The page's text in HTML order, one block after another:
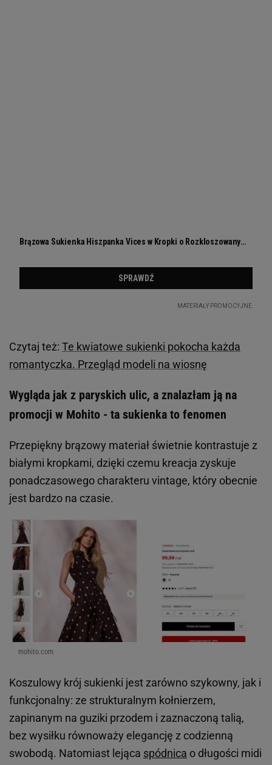
Czytaj też: Te kwiatowe sukienki pokocha każda
romantyczka. Przegląd modeli na wiosnę
Wygląda jak z paryskich ulic, a znalazłam ją na
promocji w Mohito - ta sukienka to fenomen
Przepiękny brązowy materiał świetnie kontrastuje z
białymi kropkami, dzięki czemu kreacja zyskuje
ponadczasowego charakteru vintage, który obecnie
jest bardzo na czasie.
mohito.com
Koszulowy krój sukienki jest zarówno szykowny, jak i
funkcjonalny: ze strukturalnym kołnierzem,
zapinanym na guziki przodem i zaznaczoną talią,
bez wysiłku równoważy elegancję z codzienną
swobodą. Natomiast lejąca spódnica o długości midi